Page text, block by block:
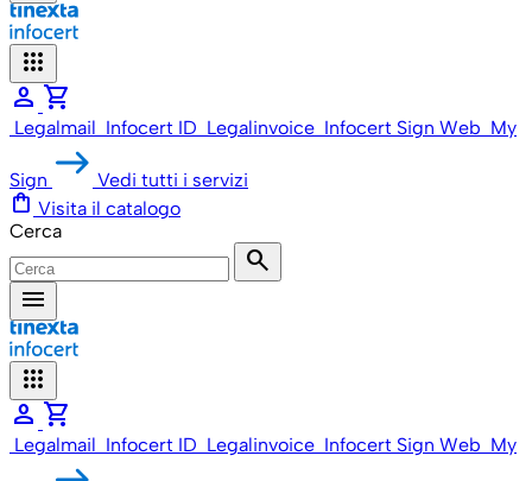
apps
person shopping_cart
Legalmail Infocert ID Legalinvoice Infocert Sign Web My
Sign Vedi tutti i servizi
shopping_bag Visita il catalogo
Cerca
search
menu
apps
person shopping_cart
Legalmail Infocert ID Legalinvoice Infocert Sign Web My